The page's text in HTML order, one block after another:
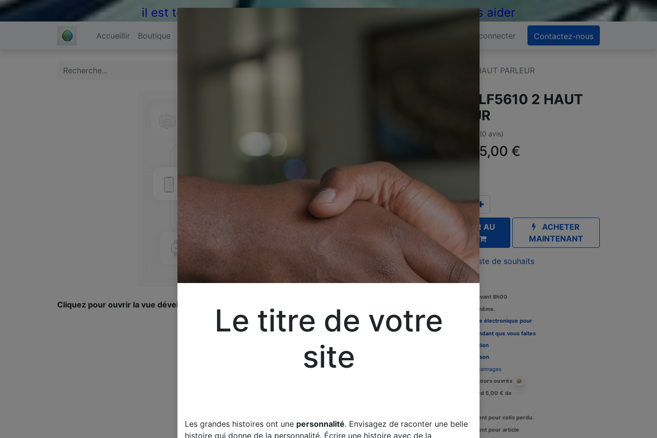
il est temps de réparer...Electronique 66 est heureux de vous aider
Accueillir Boutique Se connecter Contactez-nous
? LG 55LF5610 2 HAUT PARLEUR
Cliquez pour ouvrir la vue développée.
? LG 55LF5610 2 HAUT
PARLEUR
(0 avis)
15,00 €
AJOUTER AU
ACHETER
MAINTENANT
Ajouter à la liste de souhaits
Commandez avant 8h00
Expédition le jour même.
Louez une carte électronique pour
votre télévision pendant que vous faites
option
Délais de livraison
Assistance dépannages
Livraison : 2-3 jours ouvrés
Crédit de retard 5,00 € de
Remboursement pour colis perdu.
Remboursement pour article
Le titre de votre
site
Les grandes histoires ont une personnalité. Envisagez de raconter une belle
histoire qui donne de la personnalité. Écrire une histoire avec de la